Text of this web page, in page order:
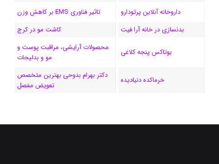
داروخانه آنلاین پرتودارو
تاثیر فناوری EMS بر کاهش وزن
بدنسازی در خانه آرا فیت
کاشت مو در کرج
بوتاکس پنجه کلاغی
محصولات آرایشی، مراقبت پوست و
مو و بدلیجات
خرماکده دنیادیده
دکتر بهرام بدوحی بهترین متخصص
تعویض مفصل